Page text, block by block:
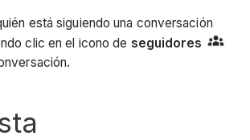
está siguiendo una conversación
clic en el icono de seguidores